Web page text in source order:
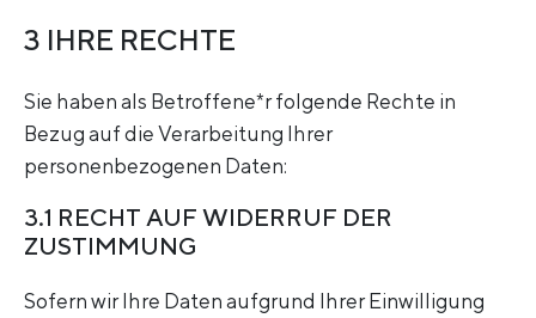
3 IHRE RECHTE
Sie haben als Betroffene*r folgende Rechte in
Bezug auf die Verarbeitung Ihrer
personenbezogenen Daten:
3.1 RECHT AUF WIDERRUF DER
ZUSTIMMUNG
Sofern wir Ihre Daten aufgrund Ihrer Einwilligung